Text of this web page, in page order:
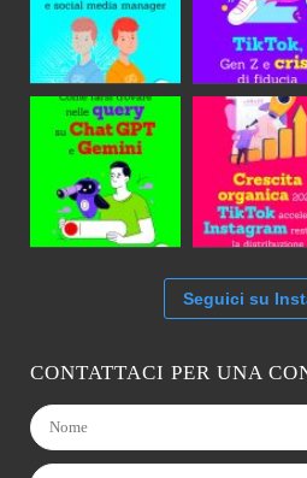
Seguici su
CONTATTACI PER UNA